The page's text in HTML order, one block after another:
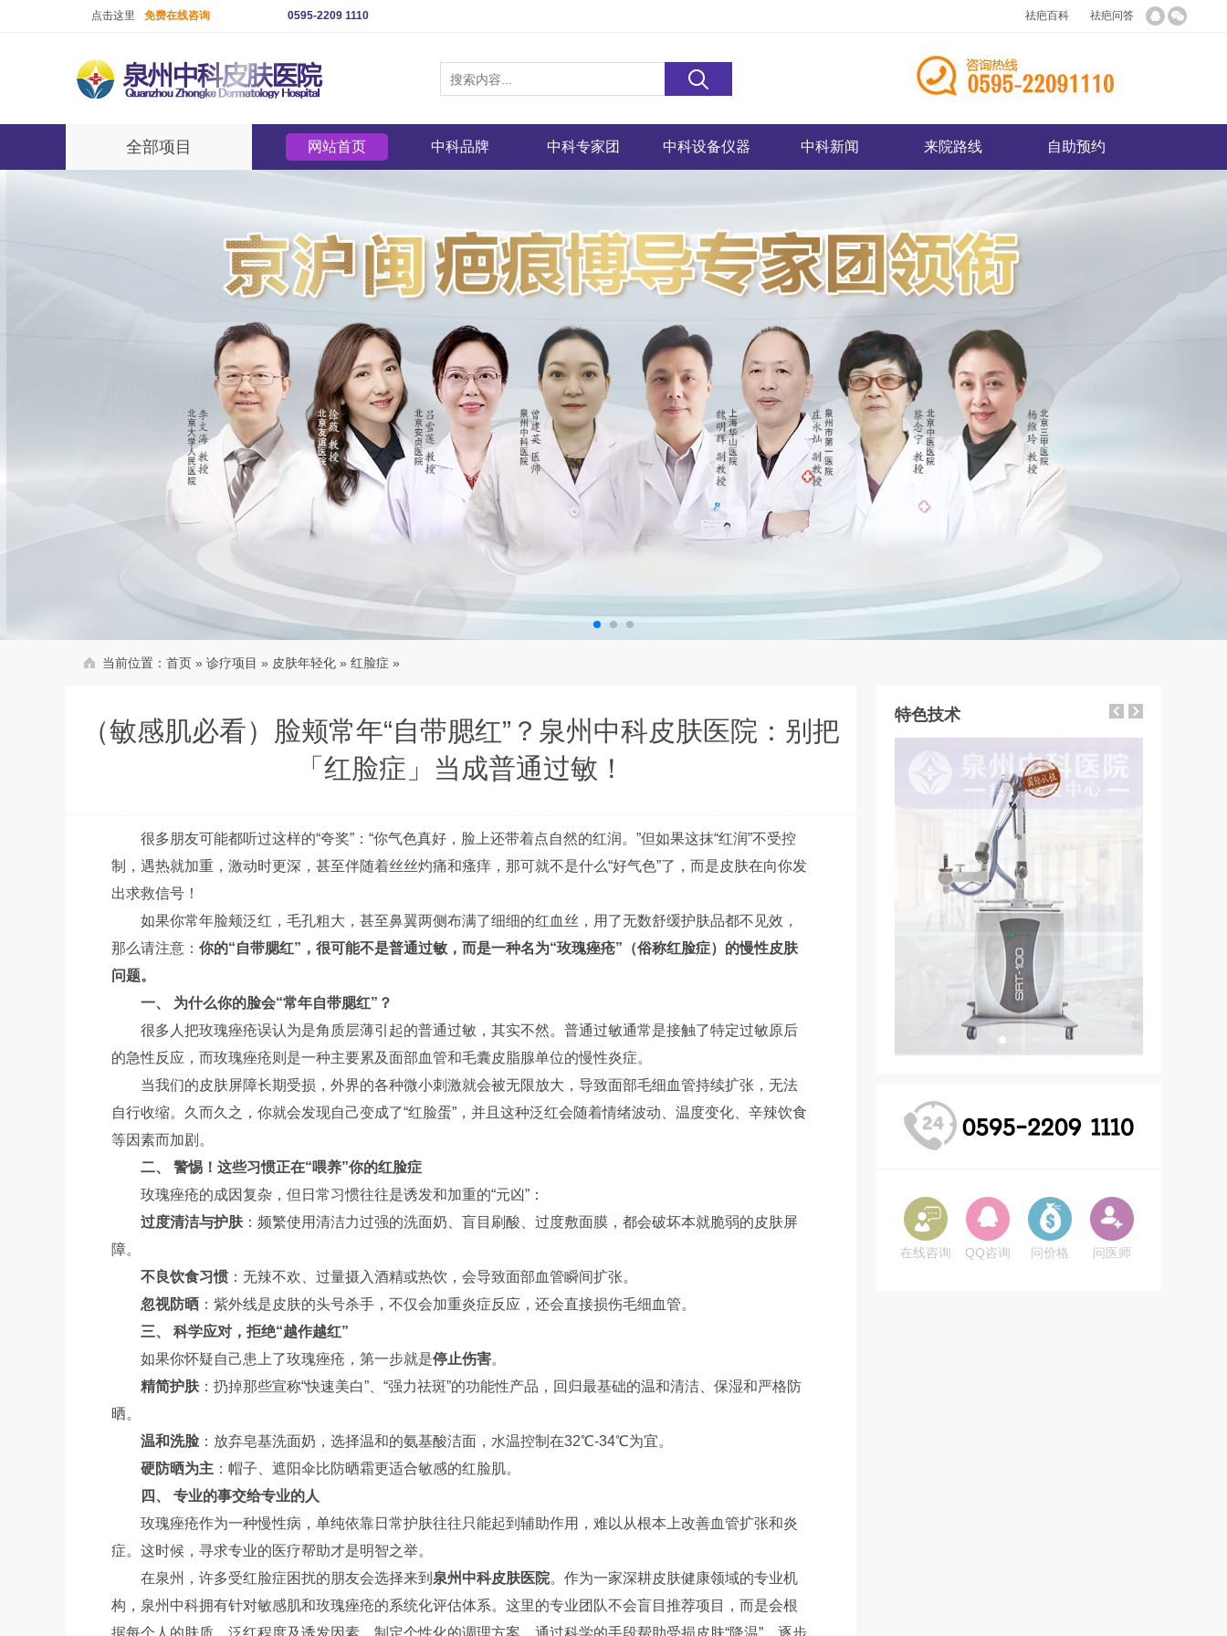
点击这里 免费在线咨询 0595-2209 1110 祛疤百科 祛疤问答
全部项目 网站首页 中科品牌 中科专家团 中科设备仪器 中科新闻 来院路线 自助预约
当前位置： 首页 » 诊疗项目 » 皮肤年轻化 » 红脸症 »
（敏感肌必看）脸颊常年“自带腮红”？泉州中科皮肤医院：别把
「红脸症」当成普通过敏！
很多朋友可能都听过这样的“夸奖”：“你气色真好，脸上还带着点自然的红润。”但如果这抹“红润”不受控
制，遇热就加重，激动时更深，甚至伴随着丝丝灼痛和瘙痒，那可就不是什么“好气色”了，而是皮肤在向你发
出求救信号！
如果你常年脸颊泛红，毛孔粗大，甚至鼻翼两侧布满了细细的红血丝，用了无数舒缓护肤品都不见效，
那么请注意： 你的“自带腮红”，很可能不是普通过敏，而是一种名为“玫瑰痤疮”（俗称红脸症）的慢性皮肤
问题。
一、 为什么你的脸会“常年自带腮红”？
很多人把玫瑰痤疮误认为是角质层薄引起的普通过敏，其实不然。普通过敏通常是接触了特定过敏原后
的急性反应，而玫瑰痤疮则是一种主要累及面部血管和毛囊皮脂腺单位的慢性炎症。
当我们的皮肤屏障长期受损，外界的各种微小刺激就会被无限放大，导致面部毛细血管持续扩张，无法
自行收缩。久而久之，你就会发现自己变成了“红脸蛋”，并且这种泛红会随着情绪波动、温度变化、辛辣饮食
等因素而加剧。
二、 警惕！这些习惯正在“喂养”你的红脸症
玫瑰痤疮的成因复杂，但日常习惯往往是诱发和加重的“元凶”：
过度清洁与护肤 ：频繁使用清洁力过强的洗面奶、盲目刷酸、过度敷面膜，都会破坏本就脆弱的皮肤屏
障。
不良饮食习惯 ：无辣不欢、过量摄入酒精或热饮，会导致面部血管瞬间扩张。
忽视防晒 ：紫外线是皮肤的头号杀手，不仅会加重炎症反应，还会直接损伤毛细血管。
三、 科学应对，拒绝“越作越红”
如果你怀疑自己患上了玫瑰痤疮，第一步就是停止伤害。
精简护肤 ：扔掉那些宣称“快速美白”、“强力祛斑”的功能性产品，回归最基础的温和清洁、保湿和严格防
晒。
温和洗脸 ：放弃皂基洗面奶，选择温和的氨基酸洁面，水温控制在32℃-34℃为宜。
硬防晒为主 ：帽子、遮阳伞比防晒霜更适合敏感的红脸肌。
四、 专业的事交给专业的人
玫瑰痤疮作为一种慢性病，单纯依靠日常护肤往往只能起到辅助作用，难以从根本上改善血管扩张和炎
症。这时候，寻求专业的医疗帮助才是明智之举。
在泉州，许多受红脸症困扰的朋友会选择来到 泉州中科皮肤医院。作为一家深耕皮肤健康领域的专业机
构，泉州中科拥有针对敏感肌和玫瑰痤疮的系统化评估体系。这里的专业团队不会盲目推荐项目，而是会根
特色技术
在线咨询 QQ咨询 问价格 问医师